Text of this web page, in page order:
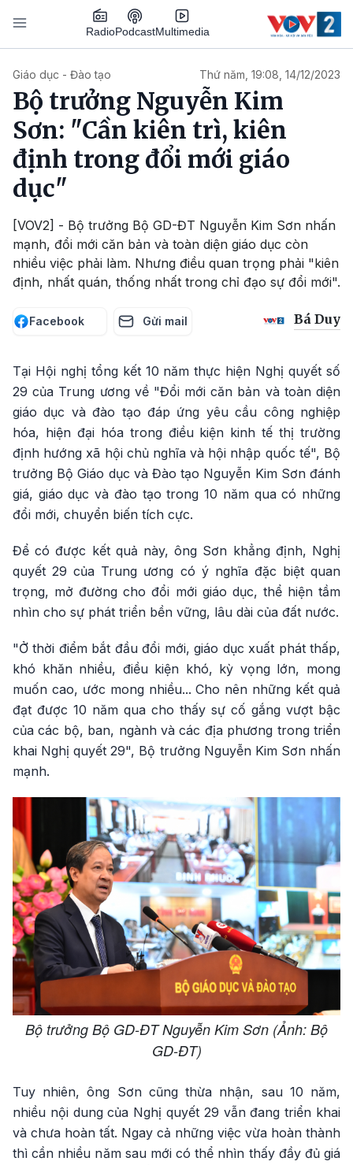
Nhảy đến nội dung
RadioPodcastMultimedia
Giáo dục - Đào tạo Thứ năm, 19:08, 14/12/2023
Bộ trưởng Nguyễn Kim
Sơn: "Cần kiên trì, kiên
định trong đổi mới giáo
dục"
[VOV2] - Bộ trưởng Bộ GD-ĐT Nguyễn Kim Sơn nhấn
mạnh, đổi mới căn bản và toàn diện giáo dục còn
nhiều việc phải làm. Nhưng điều quan trọng phải "kiên
định, nhất quán, thống nhất trong chỉ đạo sự đổi mới".
Facebook Gửi mail Bá Duy
Tại Hội nghị tổng kết 10 năm thực hiện Nghị quyết số
29 của Trung ương về "Đổi mới căn bản và toàn diện
giáo dục và đào tạo đáp ứng yêu cầu công nghiệp
hóa, hiện đại hóa trong điều kiện kinh tế thị trường
định hướng xã hội chủ nghĩa và hội nhập quốc tế", Bộ
trưởng Bộ Giáo dục và Đào tạo Nguyễn Kim Sơn đánh
giá, giáo dục và đào tạo trong 10 năm qua có những
đổi mới, chuyển biến tích cực.
Để có được kết quả này, ông Sơn khẳng định, Nghị
quyết 29 của Trung ương có ý nghĩa đặc biệt quan
trọng, mở đường cho đổi mới giáo dục, thể hiện tầm
nhìn cho sự phát triển bền vững, lâu dài của đất nước.
"Ở thời điểm bắt đầu đổi mới, giáo dục xuất phát thấp,
khó khăn nhiều, điều kiện khó, kỳ vọng lớn, mong
muốn cao, ước mong nhiều... Cho nên những kết quả
đạt được 10 năm qua cho thấy sự cố gắng vượt bậc
của các bộ, ban, ngành và các địa phương trong triển
khai Nghị quyết 29", Bộ trưởng Nguyễn Kim Sơn nhấn
mạnh.
Bộ trưởng Bộ GD-ĐT Nguyễn Kim Sơn (Ảnh: Bộ
GD-ĐT)
Tuy nhiên, ông Sơn cũng thừa nhận, sau 10 năm,
nhiều nội dung của Nghị quyết 29 vẫn đang triển khai
và chưa hoàn tất. Ngay cả những việc vừa hoàn thành
thì cần nhiều năm sau mới có thể nhìn thấy đầy đủ giá